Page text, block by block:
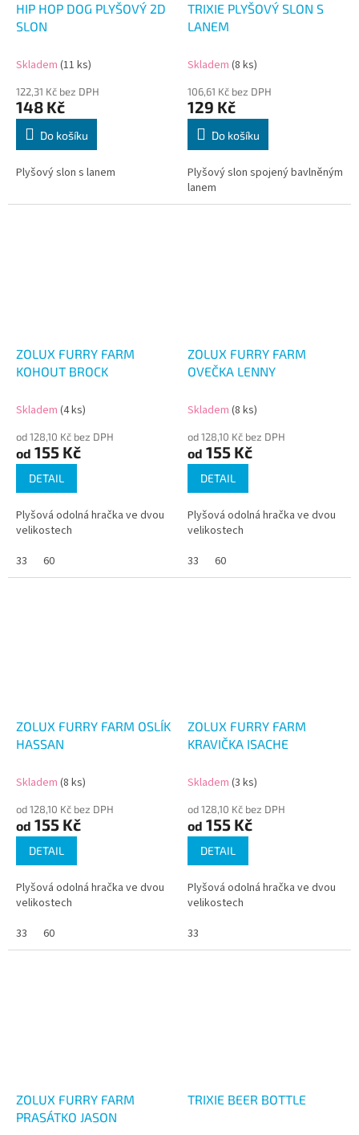
HIP HOP DOG PLYŠOVÝ 2D
SLON
Skladem (11 ks)
122,31 Kč bez DPH
148 Kč
Do košíku
Plyšový slon s lanem
TRIXIE PLYŠOVÝ SLON S
LANEM
Skladem (8 ks)
106,61 Kč bez DPH
129 Kč
Do košíku
Plyšový slon spojený bavlněným
lanem
ZOLUX FURRY FARM
KOHOUT BROCK
Skladem (4 ks)
od 128,10 Kč bez DPH
od 155 Kč
DETAIL
Plyšová odolná hračka ve dvou
velikostech
33
60
ZOLUX FURRY FARM
OVEČKA LENNY
Skladem (8 ks)
od 128,10 Kč bez DPH
od 155 Kč
DETAIL
Plyšová odolná hračka ve dvou
velikostech
33
60
ZOLUX FURRY FARM OSLÍK
HASSAN
Skladem (8 ks)
od 128,10 Kč bez DPH
od 155 Kč
DETAIL
Plyšová odolná hračka ve dvou
velikostech
33
60
ZOLUX FURRY FARM
KRAVIČKA ISACHE
Skladem (3 ks)
od 128,10 Kč bez DPH
od 155 Kč
DETAIL
Plyšová odolná hračka ve dvou
velikostech
33
ZOLUX FURRY FARM
PRASÁTKO JASON
TRIXIE BEER BOTTLE